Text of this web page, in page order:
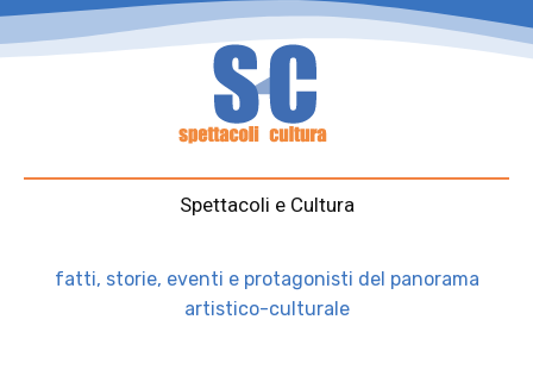
Spettacoli e Cultura
fatti, storie, eventi e protagonisti del panorama
artistico-culturale